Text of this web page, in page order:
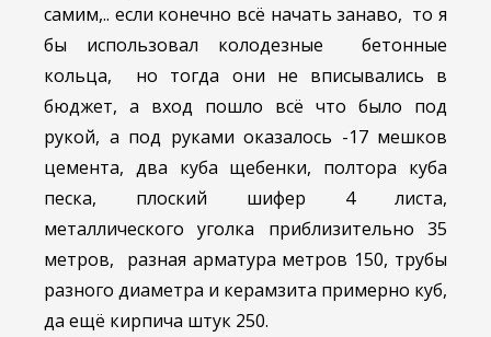
самим,.. если конечно всё начать занаво, то я
бы использовал колодезные бетонные
кольца, но тогда они не вписывались в
бюджет, а вход пошло всё что было под
рукой, а под руками оказалось -17 мешков
цемента, два куба щебенки, полтора куба
песка, плоский шифер 4 листа,
металлического уголка приблизительно 35
метров, разная арматура метров 150, трубы
разного диаметра и керамзита примерно куб,
да ещё кирпича штук 250.